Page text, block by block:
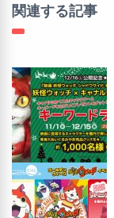
関連する記事